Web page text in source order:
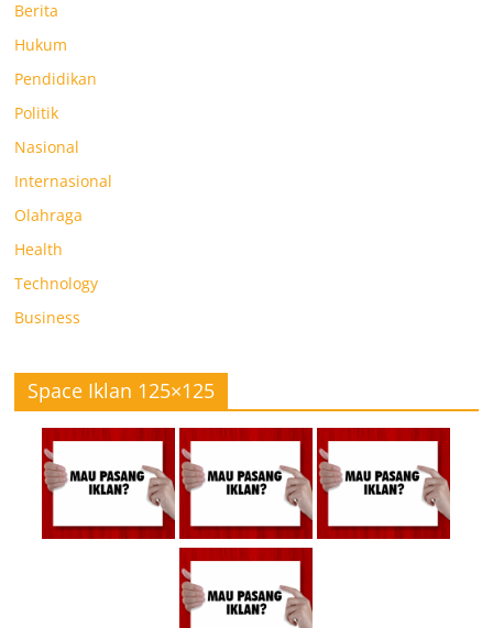
Berita
Hukum
Pendidikan
Politik
Nasional
Internasional
Olahraga
Health
Technology
Business
Space Iklan 125×125